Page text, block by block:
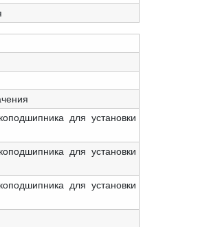
для установки
для установки
для установки